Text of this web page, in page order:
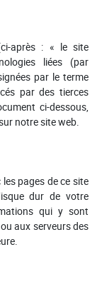
après : « le site
liées (par
par le terme
par des tierces
ci-dessous,
notre site web.
pages de ce site
dur de votre
qui y sont
aux serveurs des